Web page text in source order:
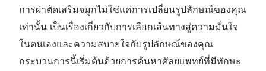
การผ่าตัดเสริมจมูกไม่ใช่แค่การเปลี่ยนรูปลักษณ์ของคุณ
เท่านั้น เป็นเรื่องเกี่ยวกับการเลือกเส้นทางสู่ความมั่นใจ
ในตนเองและความสบายใจกับรูปลักษณ์ของคุณ
กระบวนการนี้เริ่มต้นด้วยการค้นหาศัลยแพทย์ที่มีทักษะ